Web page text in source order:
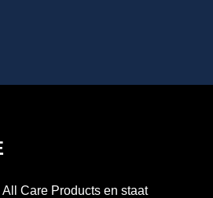
Care Products en staat